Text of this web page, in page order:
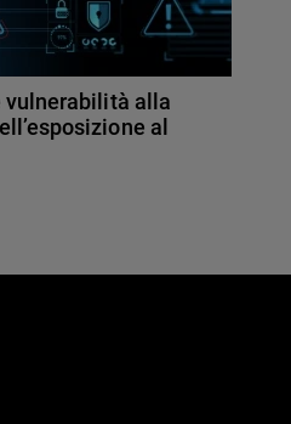
vulnerabilità alla
al